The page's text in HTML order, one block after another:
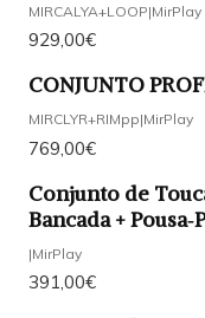
MIRCALYA+LOOP|MirPlay
929,00€
CONJUNTO
MIRCLYR+RIMpp|MirPlay
769,00€
Conjunto de
Bancada +
|MirPlay
391,00€